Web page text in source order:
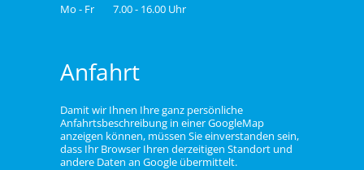
Mo - Fr 7.00 - 16.00 Uhr
Anfahrt
Damit wir Ihnen Ihre ganz persönliche
Anfahrtsbeschreibung in einer GoogleMap
anzeigen können, müssen Sie einverstanden sein,
dass Ihr Browser Ihren derzeitigen Standort und
andere Daten an Google übermittelt.